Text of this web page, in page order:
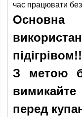
час працювати
підігрівом!!
З метою
перед